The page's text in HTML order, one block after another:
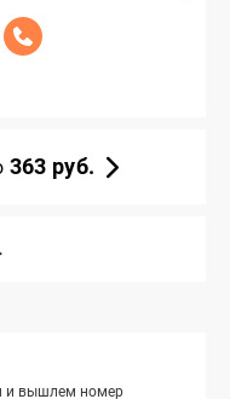
363 руб.
и вышлем номер